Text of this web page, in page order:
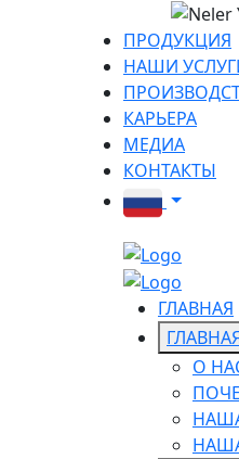
ПРОДУКЦИЯ
НАШИ
КАРЬЕРА
МЕДИА
КОНТАКТЫ
ГЛАВНАЯ
О